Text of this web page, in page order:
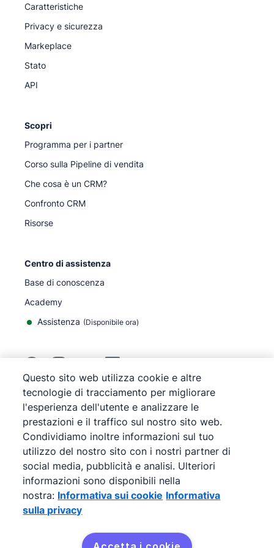
Caratteristiche
Privacy e sicurezza
Markeplace
Stato
API
Scopri
Programma per i partner
Corso sulla Pipeline di vendita
Che cosa è un CRM?
Confronto CRM
Risorse
Centro di assistenza
Base di conoscenza
Academy
Assistenza (Disponibile ora)
©2026Pipedrive
Pipedrive
Termini di servizio
Pipedrive
Informativa sulla privacy
Mappa del sito
Informativa sui cookie
Preferenze cookie
Pipedrive è una soluzione CRM di vendite basata su
web.
Questo sito web utilizza cookie e altre
tecnologie di tracciamento per migliorare
l'esperienza dell'utente e analizzare le
prestazioni e il traffico sul nostro sito web.
Condividiamo inoltre informazioni sul tuo
utilizzo del nostro sito con i nostri partner di
social media, pubblicità e analisi. Ulteriori
informazioni sono disponibili nella
nostra: Informativa sui cookie Informativa
sulla privacy